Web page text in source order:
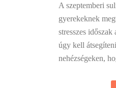
A szeptemberi
gyerekeknek
stresszes időszak
úgy kell
nehézségeken,